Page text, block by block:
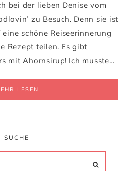
bei der lieben Denise vom
zu Besuch. Denn sie ist
schöne Reiseerinnerung
Rezept teilen. Es gibt
mit Ahornsirup! Ich musste…
LESEN
SUCHE